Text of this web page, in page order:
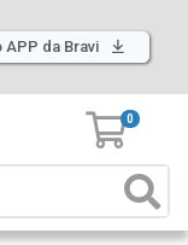
APP da Bravi
0